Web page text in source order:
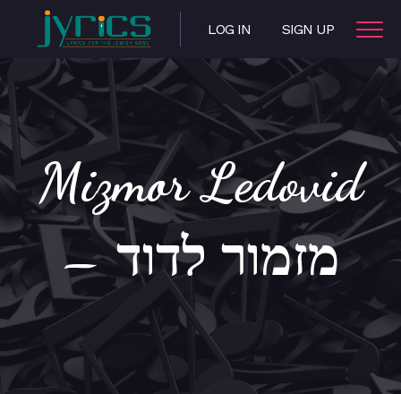
LOG IN SIGN UP
Mizmor Ledovid
– מזמור לדוד